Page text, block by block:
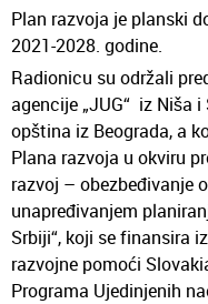
Plan razvoja je planski
2021-2028. godine.
Radionicu su održali
agencije „JUG“ iz Niša
opština iz Beograda, a
Plana razvoja u okviru
razvoj – obezbeđivanje
unapređivanjem
Srbiji“, koji se finansira
razvojne pomoći
Programa Ujedinjenih